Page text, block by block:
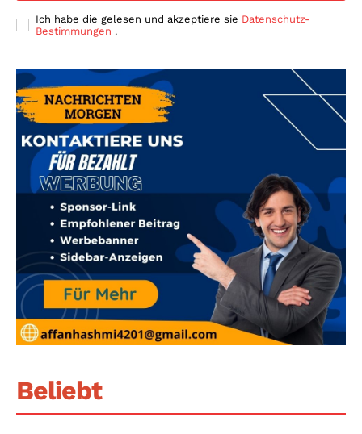
Ich habe die gelesen und akzeptiere sie Datenschutz-
Bestimmungen .
Beliebt